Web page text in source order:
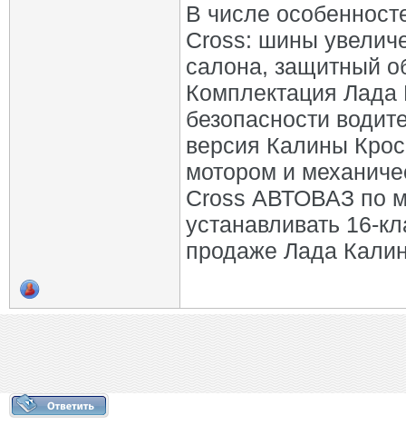
В числе
Cross: шины
салона, защитный
Комплектация Лада
безопасности
версия Калины
мотором и
Cross АВТОВАЗ по
устанавливать 16-
продаже Лада